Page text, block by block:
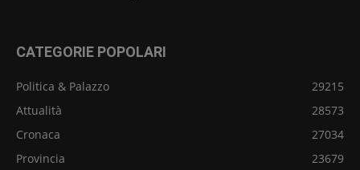
CATEGORIE POPOLARI
Politica & Palazzo
29215
Attualità
28573
Cronaca
27034
Provincia
23679